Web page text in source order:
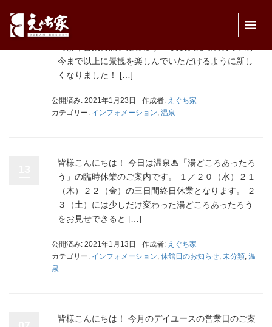
23
皆様こんにちは！ 当館日帰り温泉【湯どころあった
ろう】が少しだけ笑リニューアルしました♨本日11
今まで以上に景観を楽しんでいただけるように新し
くなりました！ […]
公開済み: 2021年1月23日 作成者: えぐち家
カテゴリー: インフォメーション, 温泉
皆様こんにちは！ 今日は温泉♨「湯どころあったろ
う」の臨時休業のご案内です。 １／２０（水）２１
（木）２２（金）の三日間終日休業となります。 ２
３（土）には少しだけ変わった湯どころあったろう
をお見せできると […]
公開済み: 2021年1月13日 作成者: えぐち家
カテゴリー: インフォメーション, 休館日のお知らせ, 未分類, 温
泉
皆様こんにちは！ 今月のデイユースの営業日のご案